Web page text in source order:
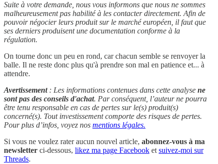
Suite à votre demande, nous vous informons que nous ne sommes
malheureusement pas habilité à les contacter directement. Afin de
pouvoir négocier leurs produit sur le marché européen, il faut que
ses derniers produisent une documentation conforme à la
régulation.
On tourne donc un peu en rond, car chacun semble se renvoyer la
balle. Il ne reste donc plus qu'à prendre son mal en patience et... à
attendre.
Avertissement: Les informations contenues dans cette analyse ne
sont pas des conseils d'achat. Par conséquent, l’auteur ne pourra
être tenu responsable en cas de pertes sur le(s) produit(s)
concerné(s). Tout investissement comporte des risques de pertes.
Pour plus d’infos, voyez nos mentions légales.
Si vous ne voulez rater aucun nouvel article, abonnez-vous à ma
newsletter ci-dessous, likez ma page Facebook et suivez-moi sur
Threads.